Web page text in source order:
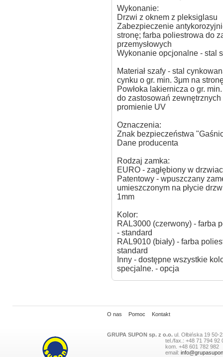
Wykonanie:
Drzwi z oknem z pleksiglasu
Zabezpieczenie
stronę; farba poliestrowa do
przemysłowych
Wykonanie opcjonalne - stal
Materiał szafy - stal
cynku o gr. min. 3μm na
Powłoka lakiernicza o gr.
do zastosowań
promienie UV
Oznaczenia:
Znak bezpieczeństwa
Dane producenta
Rodzaj zamka:
EURO - zagłębiony w
Patentowy - wpuszczany
umieszczonym na płycie
1mm
Kolor:
RAL3000 (czerwony) - farba
- standard
RAL9010 (biały) - farba
standard
Inny - dostępne wszystkie
specjalne. - opcja
O nas Pomoc Kontakt
GRUPA SUPON sp. z o.o. ul. Ołbińska 19 50-
tel./fax.: +48 71 794 92
kom. +48 601 782 982
email: